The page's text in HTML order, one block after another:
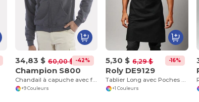
34,83 $ 60,00 $ -42%
Champion S800
Chandail à capuche avec fermeture éclair intégrale Eco
+9 Couleurs
5,30 $ 6,29 $ -16%
Roly DE9129
+1 Couleurs